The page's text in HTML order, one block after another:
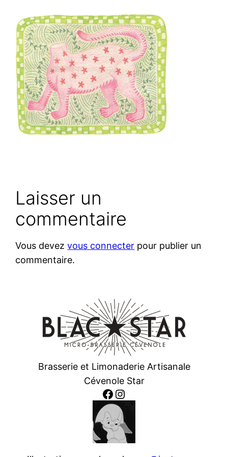
Laisser un
commentaire
Vous devezvous connecter pour publier un
commentaire.
Brasserie et Limonaderie Artisanale
Cévenole Star
Facebook Instagram